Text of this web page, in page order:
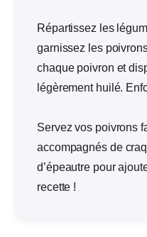
Répartissez les
garnissez les
chaque poivron et
légèrement huilé.
Servez vos poivrons
accompagnés de
d’épeautre pour
recette !